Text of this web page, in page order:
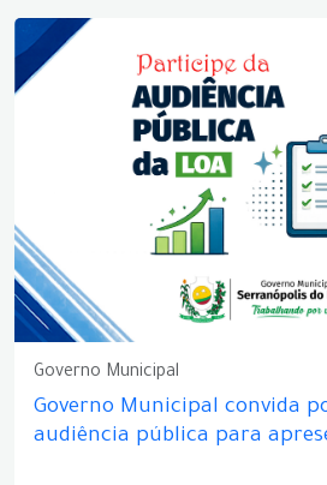
Governo Municipal
Governo Municipal convida
audiência pública para